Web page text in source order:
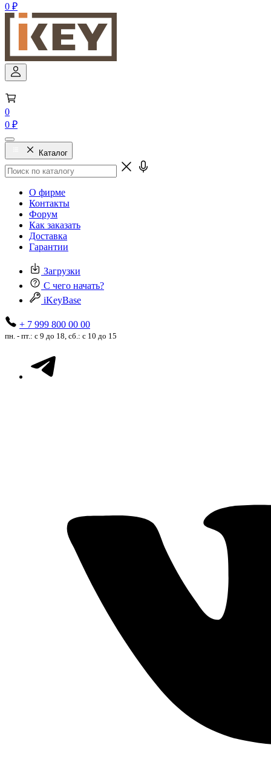
0 ₽
0
0 ₽
Каталог
О фирме
Контакты
Форум
Как заказать
Доставка
Гарантии
Загрузки
С чего начать?
iKeyBase
+ 7 999 800 00 00
пн. - пт.: с 9 до 18, сб.: с 10 до 15